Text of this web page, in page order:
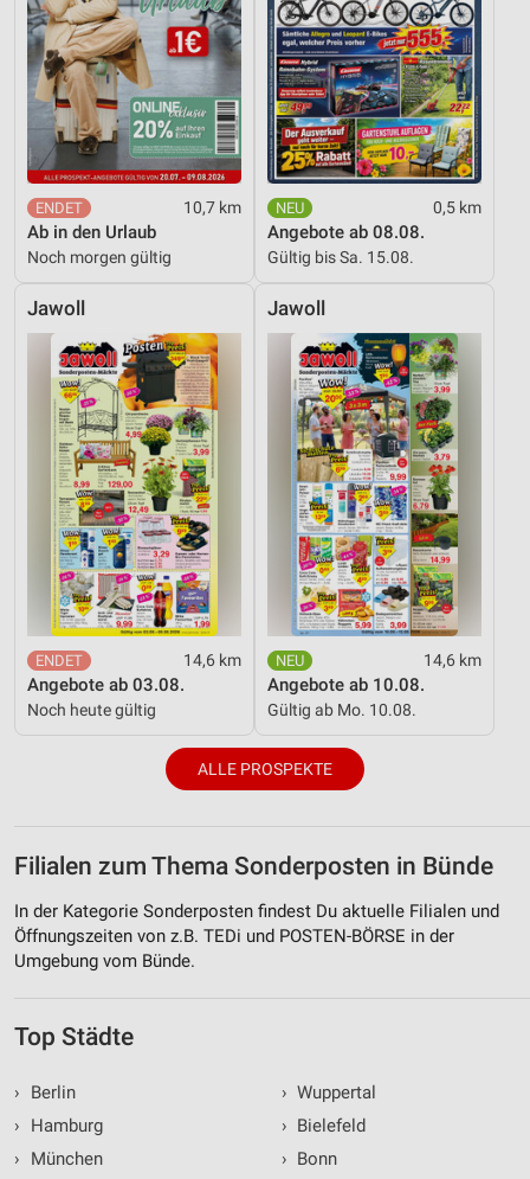
10,7 km
Ab in den Urlaub
Noch morgen gültig
0,5 km
Angebote ab 08.08.
Gültig bis Sa. 15.08.
Jawoll
14,6 km
Angebote ab 03.08.
Noch heute gültig
Jawoll
14,6 km
Angebote ab 10.08.
Gültig ab Mo. 10.08.
ALLE PROSPEKTE
Filialen zum Thema Sonderposten in Bünde
In der Kategorie Sonderposten findest Du aktuelle Filialen und
Öffnungszeiten von z.B. TEDi und POSTEN-BÖRSE in der
Umgebung vom Bünde.
Top Städte
›
Berlin
›
Hamburg
›
München
› Wuppertal
› Bielefeld
› Bonn
Werbung